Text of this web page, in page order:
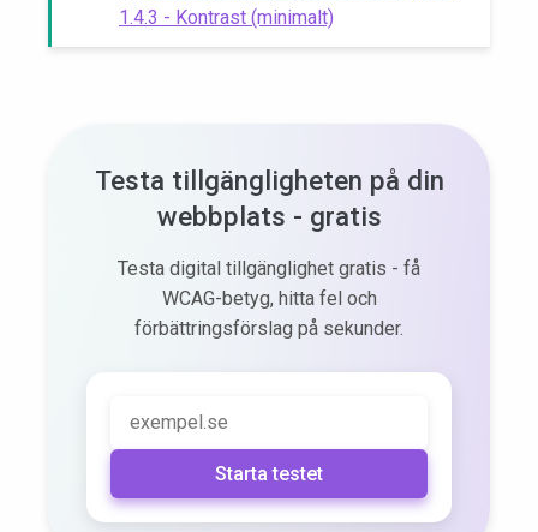
1.4.3 - Kontrast (minimalt)
Testa tillgängligheten på din
webbplats - gratis
Testa digital tillgänglighet gratis - få
WCAG-betyg, hitta fel och
förbättringsförslag på sekunder.
Starta testet